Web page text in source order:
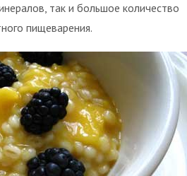
так и большое количество
пищеварения.